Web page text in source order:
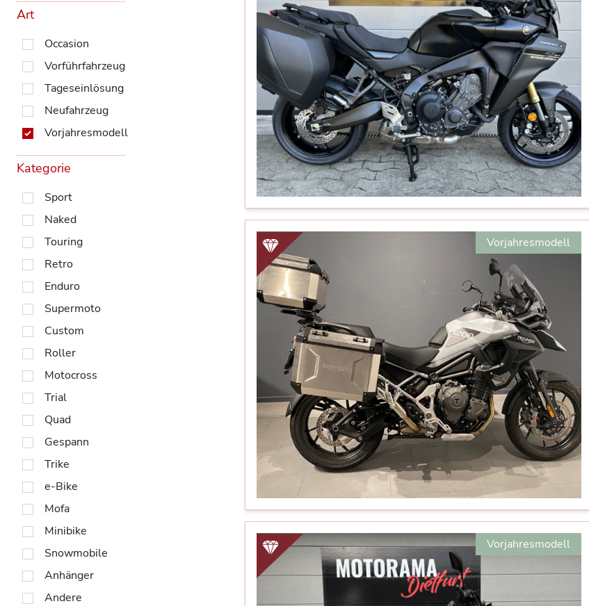
Art
Occasion
Vorführfahrzeug
Tageseinlösung
Neufahrzeug
Vorjahresmodell
Kategorie
Sport
Naked
Touring
Retro
Enduro
Supermoto
Custom
Roller
Motocross
Trial
Quad
Gespann
Trike
e-Bike
Mofa
Minibike
Snowmobile
Anhänger
Andere
Vorjahresmodell
Vorjahresmodell